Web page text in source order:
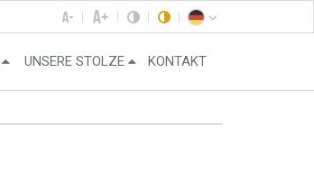
UNSERE STOLZE KONTAKT